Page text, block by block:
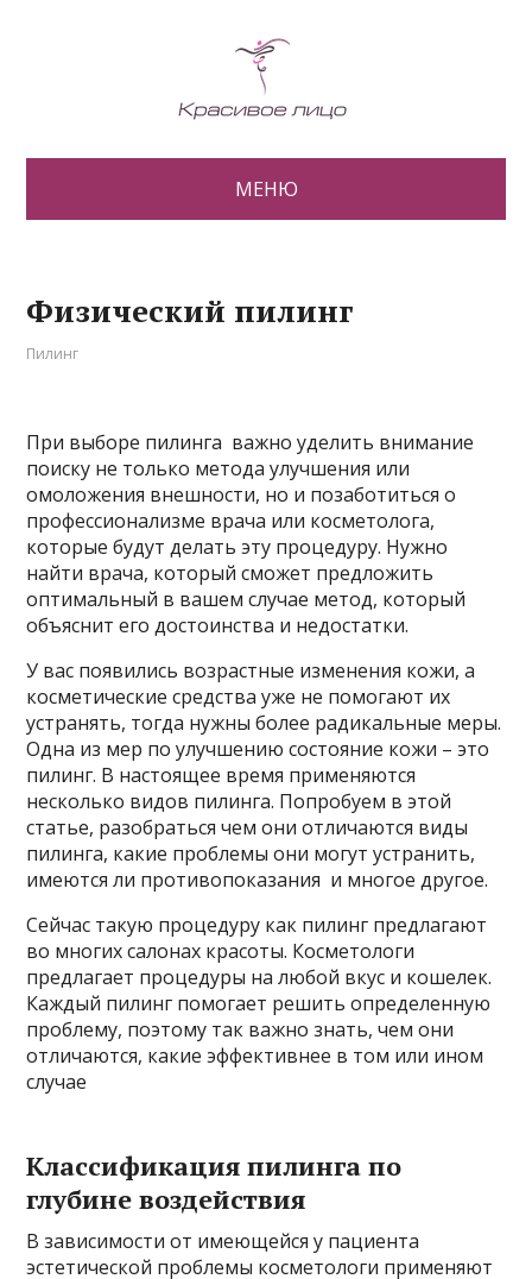
МЕНЮ
Физический пилинг
Пилинг
При выборе пилинга важно уделить внимание
поиску не только метода улучшения или
омоложения внешности, но и позаботиться о
профессионализме врача или косметолога,
которые будут делать эту процедуру. Нужно
найти врача, который сможет предложить
оптимальный в вашем случае метод, который
объяснит его достоинства и недостатки.
У вас появились возрастные изменения кожи, а
косметические средства уже не помогают их
устранять, тогда нужны более радикальные меры.
Одна из мер по улучшению состояние кожи – это
пилинг. В настоящее время применяются
несколько видов пилинга. Попробуем в этой
статье, разобраться чем они отличаются виды
пилинга, какие проблемы они могут устранить,
имеются ли противопоказания и многое другое.
Сейчас такую процедуру как пилинг предлагают
во многих салонах красоты. Косметологи
предлагает процедуры на любой вкус и кошелек.
Каждый пилинг помогает решить определенную
проблему, поэтому так важно знать, чем они
отличаются, какие эффективнее в том или ином
случае
Классификация пилинга по
глубине воздействия
В зависимости от имеющейся у пациента
эстетической проблемы косметологи применяют